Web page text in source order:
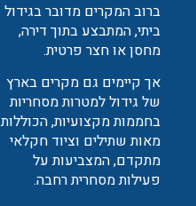
ברוב המקרים מדובר בגידול
ביתי, המתבצע בתוך דירה,
מחסן או חצר פרטית.
אך קיימים גם מקרים בארץ
של גידול למטרות מסחריות
בחממות מקצועיות, הכוללות
מאות שתילים וציוד חקלאי
מתקדם, המצביעות על
פעילות מסחרית רחבה.